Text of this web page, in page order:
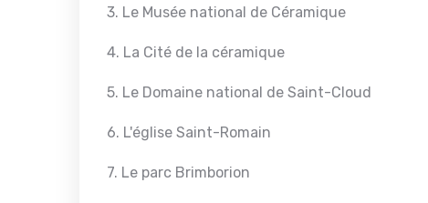
3. Le Musée national de Céramique
4. La Cité de la céramique
5. Le Domaine national de Saint-Cloud
6. L'église Saint-Romain
7. Le parc Brimborion